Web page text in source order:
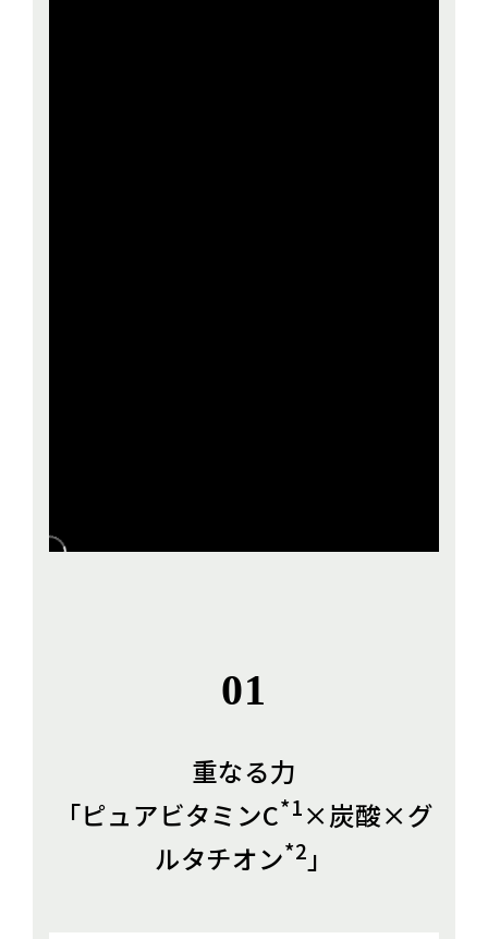
01
重なる力
「ピュアビタミンC*1×炭酸×グ
ルタチオン*2 」